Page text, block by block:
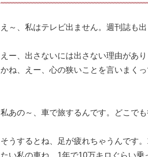
え～、私はテレビ出ません。週刊誌も
えー、出さないには出さない理由があ
かね、えー、心の狭いことを言いまくっ
私あの～、車で旅するんです。どこで
そうするとね、足が疲れちゃうんです
たい私の車ね、1年で10万キロぐらい乗